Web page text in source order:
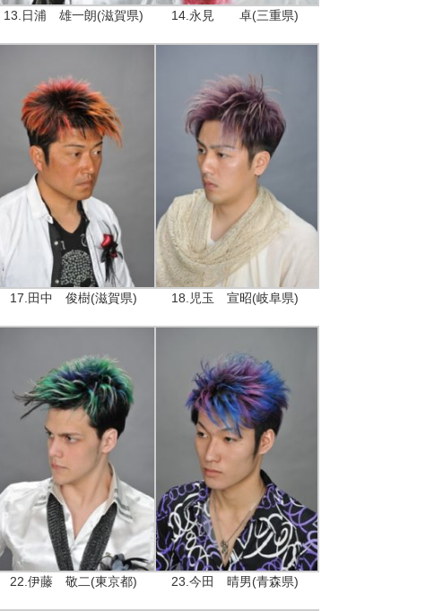
13.日浦 雄一朗(滋賀県) 14.永見 卓(三重県)
17.田中 俊樹(滋賀県) 18.児玉 宣昭(岐阜県)
22.伊藤 敬二(東京都) 23.今田 晴男(青森県)